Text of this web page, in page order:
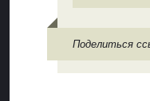
Поделиться